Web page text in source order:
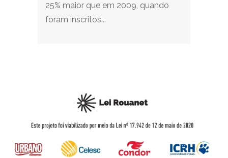
25% maior que em 2009, quando
foram inscritos...